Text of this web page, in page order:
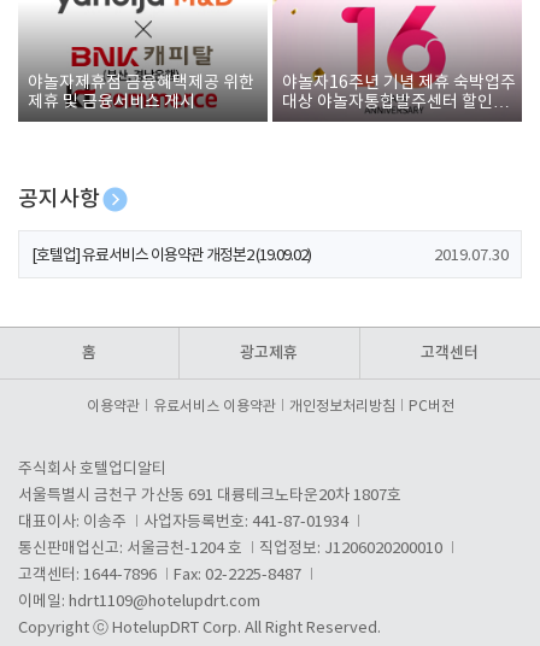
야놀자제휴점 금융혜택제공 위한
제휴 및 금융서비스 게시
야놀자16주년 기념 제휴 숙박업주
대상 야놀자통합발주센터 할인쿠
폰 증정
공지사항
[호텔업] 개인정보 처리방침 개정본1 (19.09.02)
[호텔업] 유료서비스 이용약관 개정본2 (19.09.02) 2019.07.30
홈 광고제휴 고객센터
이용약관 유료서비스 이용약관 개인정보처리방침 PC버전
주식회사 호텔업디알티
서울특별시 금천구 가산동 691 대륭테크노타운20차 1807호
대표이사: 이송주
사업자등록번호: 441-87-01934
통신판매업신고: 서울금천-1204 호
직업정보: J1206020200010
고객센터: 1644-7896
Fax: 02-2225-8487
이메일: hdrt1109@hotelupdrt.com
Copyright ⓒ HotelupDRT Corp. All Right Reserved.